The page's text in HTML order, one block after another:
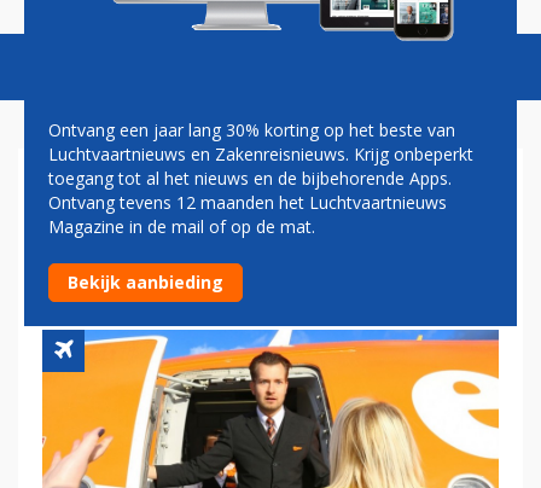
AANDEEL EASYJET SLUIT
FORS HOGER NA UPGRADE
DOOR MORGAN STANLEY
Ontvang een jaar lang 30% korting op het beste van
Luchtvaartnieuws en Zakenreisnieuws. Krijg onbeperkt
toegang tot al het nieuws en de bijbehorende Apps.
Ontvang tevens 12 maanden het Luchtvaartnieuws
Magazine in de mail of op de mat.
Bekijk aanbieding